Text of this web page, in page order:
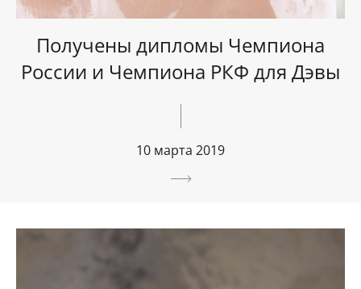
Получены дипломы Чемпиона
России и Чемпиона РКФ для Дэвы
10 марта 2019